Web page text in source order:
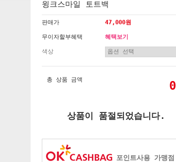
윙크스마일 토트백
판매가 47,000원
무이자할부혜택 혜택보기
색상
총 상품 금액 0
상품이 품절되었습니다.
포인트사용 가맹점